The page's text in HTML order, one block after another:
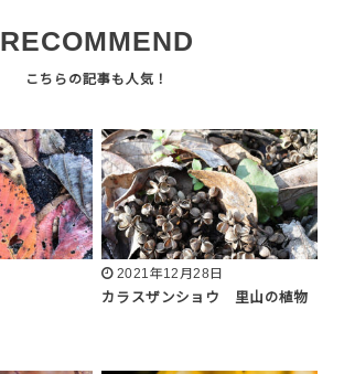
RECOMMEND
2021年12月28日
カラスザンショウ 里山の植物